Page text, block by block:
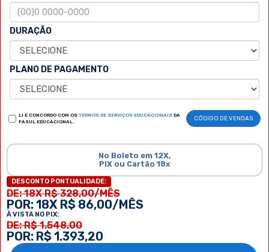
DURAÇÃO
PLANO DE PAGAMENTO
LI E CONCORDO COM OS TERMOS DE SERVIÇOS EDUCACIONAIS DA
FASUL EDUCACIONAL.
CÓDIGO DE VENDAS
No Boleto em 12X,
PIX ou Cartão 18x
DESCONTO PONTUALIDADE:
DE: 18X R$ 328,00/MÊS
POR: 18X R$ 86,00/MÊS
À VISTA NO PIX:
DE: R$ 1.548,00
POR: R$ 1.393,20